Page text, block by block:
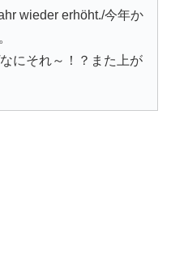
wieder erhöht./今年か
にそれ～！？また上が